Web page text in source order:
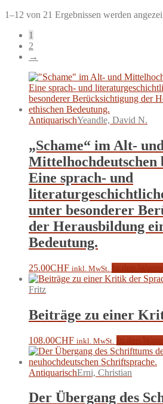
1–12 von 21 Ergebnissen werden
1
2
→
AntiquarischYeandle, David N.
„Schame“ im Alt- und
Mittelhochdeutschen
Eine sprach- und
unter besonderer
der Herausbildung
Bedeutung.
25.00CHF inkl. MwSt.
Fritz
Beiträge zu einer
108.00CHF inkl. MwSt.
AntiquarischErni, Christian
Der Übergang des